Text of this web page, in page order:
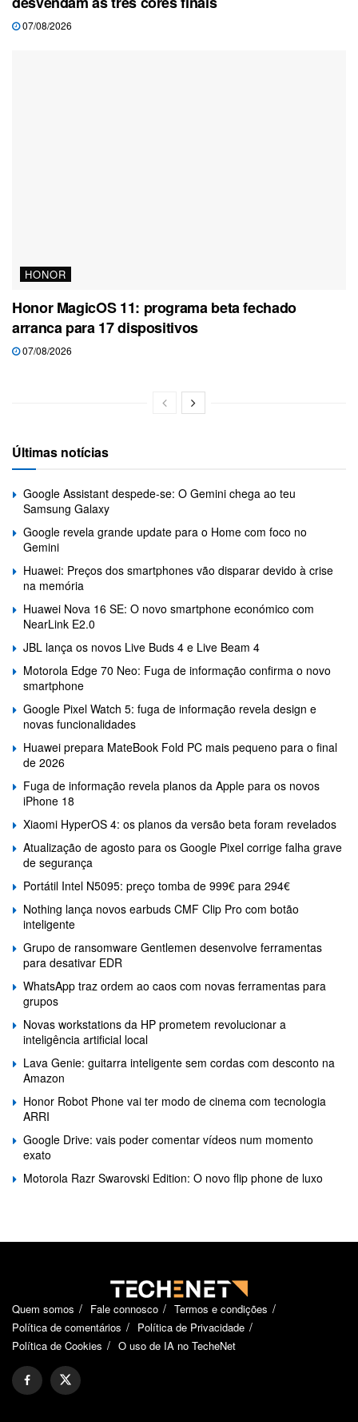
07/08/2026
HONOR
Honor MagicOS 11: programa beta fechado
arranca para 17 dispositivos
07/08/2026
Últimas notícias
Google Assistant despede-se: O Gemini chega ao teu
Samsung Galaxy
Google revela grande update para o Home com foco no
Gemini
Huawei: Preços dos smartphones vão disparar devido à crise
na memória
Huawei Nova 16 SE: O novo smartphone económico com
NearLink E2.0
JBL lança os novos Live Buds 4 e Live Beam 4
Motorola Edge 70 Neo: Fuga de informação confirma o novo
smartphone
Google Pixel Watch 5: fuga de informação revela design e
novas funcionalidades
Huawei prepara MateBook Fold PC mais pequeno para o final
de 2026
Fuga de informação revela planos da Apple para os novos
iPhone 18
Xiaomi HyperOS 4: os planos da versão beta foram revelados
Atualização de agosto para os Google Pixel corrige falha grave
de segurança
Portátil Intel N5095: preço tomba de 999€ para 294€
Nothing lança novos earbuds CMF Clip Pro com botão
inteligente
Grupo de ransomware Gentlemen desenvolve ferramentas
para desativar EDR
WhatsApp traz ordem ao caos com novas ferramentas para
grupos
Novas workstations da HP prometem revolucionar a
inteligência artificial local
Lava Genie: guitarra inteligente sem cordas com desconto na
Amazon
Honor Robot Phone vai ter modo de cinema com tecnologia
ARRI
Google Drive: vais poder comentar vídeos num momento
exato
Motorola Razr Swarovski Edition: O novo flip phone de luxo
Quem somos Fale connosco
Termos e condições
Política de comentários
Política de Privacidade
Política de Cookies
O uso de IA no TecheNet